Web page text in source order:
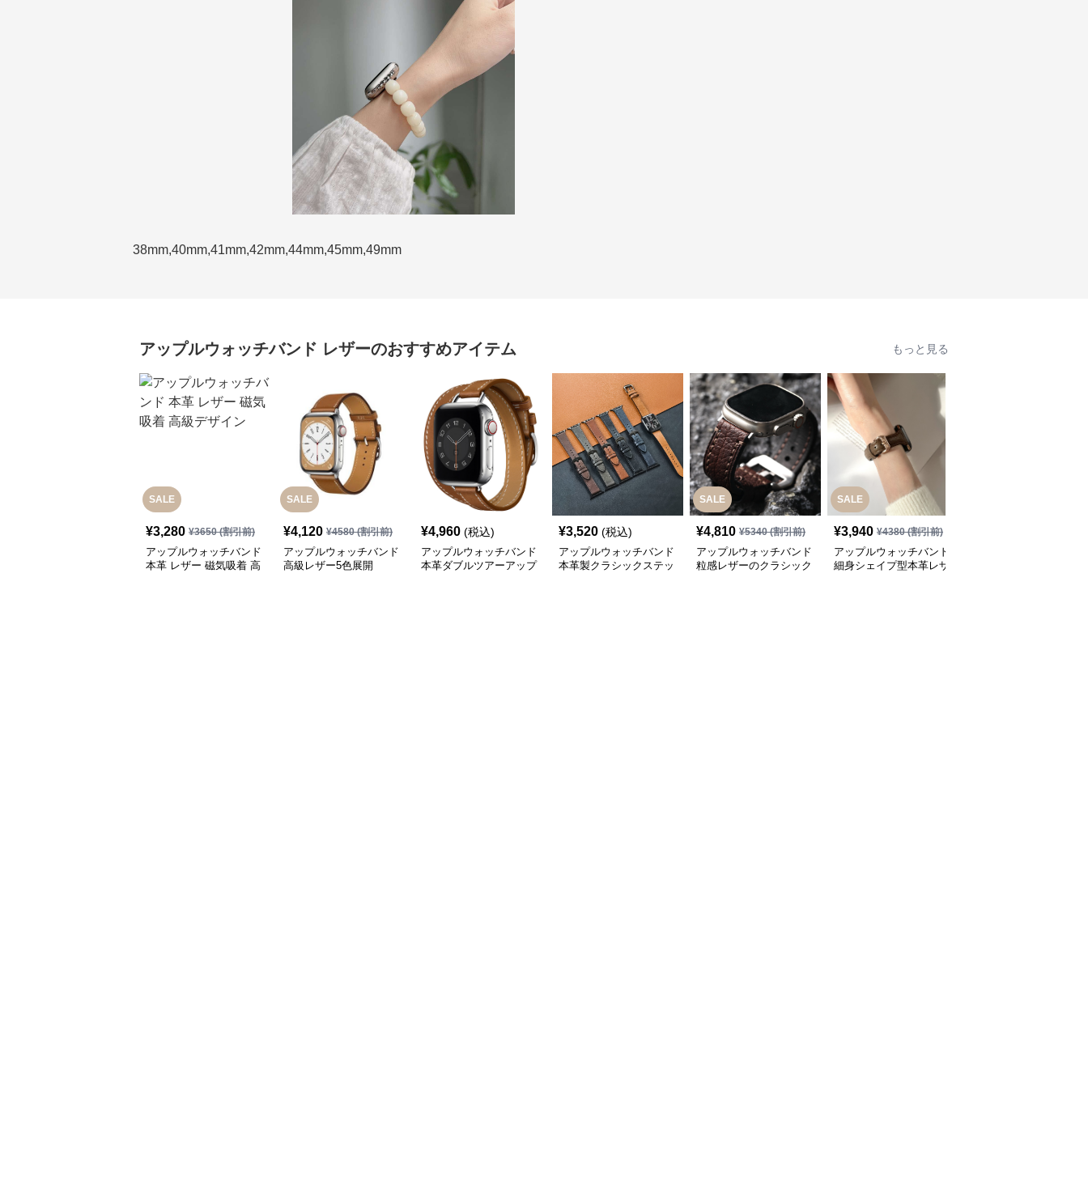
38mm,40mm,41mm,42mm,44mm,45mm,49mm
アップルウォッチバンド レザーのおすすめアイテム もっと見る
SALE
¥3,280 ¥3650(割引前)
アップルウォッチバンド
本革 レザー 磁気吸着 高
SALE
¥4,120 ¥4580(割引前)
アップルウォッチバンド
高級レザー5色展開
¥4,960 (税込)
アップルウォッチバンド
本革ダブルツアーアップ
¥3,520 (税込)
アップルウォッチバンド
本革製クラシックステッ
SALE
¥4,810 ¥5340(割引前)
アップルウォッチバンド
粒感レザーのクラシック
SALE
¥3,940 ¥4380(割引前)
アップルウォッチバンド
細身シェイプ型本革レザ